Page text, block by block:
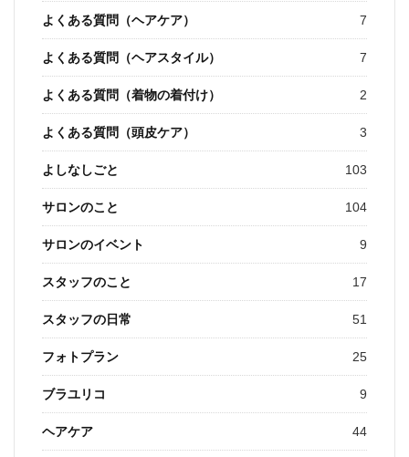
よくある質問（ヘアケア） 7
よくある質問（ヘアスタイル） 7
よくある質問（着物の着付け） 2
よくある質問（頭皮ケア） 3
よしなしごと 103
サロンのこと 104
サロンのイベント 9
スタッフのこと 17
スタッフの日常 51
フォトプラン 25
ブラユリコ 9
ヘアケア 44